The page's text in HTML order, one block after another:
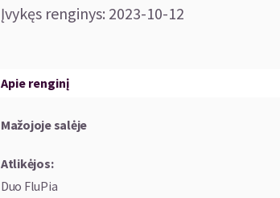
Įvykęs renginys: 2023-10-12
Apie renginį
Mažojoje salėje
Atlikėjos:
Duo FluPia